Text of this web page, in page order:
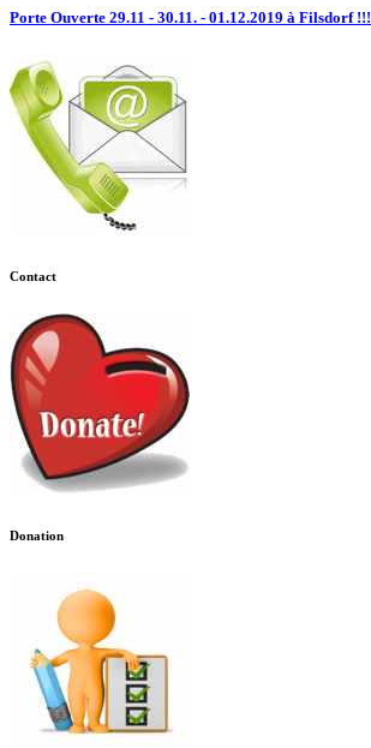
Porte Ouverte 29.11 - 30.11. - 01.12.2019 à Filsdorf !!!
Contact
Donation